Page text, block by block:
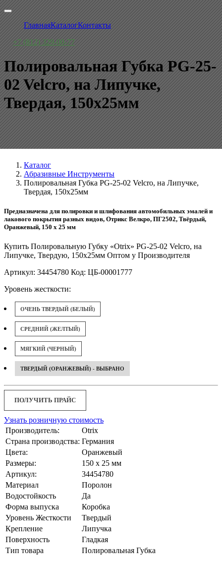
ГлавнаяКаталогКонтакты
+7 (812) 329-00-77
Полировальная Губка PG-25-
02 Velcro, на Липучке,
Твердая, 150x25мм
Каталог
Абразивные Инструменты
Полировальная Губка PG-25-02 Velcro, на Липучке,
Твердая, 150x25мм
Предназначена для полировки и шлифования автомобильных эмалей и
лакового покрытия разных видов, Отрикс Велкро, ПГ2502, Твёрдый,
Оранжевый, 150 x 25 мм
Купить Полировальную Губку «Otrix» PG-25-02 Velcro, на
Липучке, Твердую, 150x25мм Оптом у Производителя
Артикул: 34454780 Код: ЦБ-00001777
Уровень жесткости:
ОЧЕНЬ ТВЕРДЫЙ (БЕЛЫЙ)
СРЕДНИЙ (ЖЕЛТЫЙ)
МЯГКИЙ (ЧЕРНЫЙ)
ТВЕРДЫЙ (ОРАНЖЕВЫЙ) - ВЫБРАНО
ПОЛУЧИТЬ ПРАЙС
Узнать розничную стоимость
Производитель:
Otrix
Страна производства: Германия
Цвета:
Оранжевый
Размеры:
150 x 25 мм
Артикул:
34454780
Материал
Поролон
Водостойкость
Да
Форма выпуска
Коробка
Уровень Жесткости
Твердый
Крепление
Липучка
Поверхность
Гладкая
Тип товара
Полировальная Губка